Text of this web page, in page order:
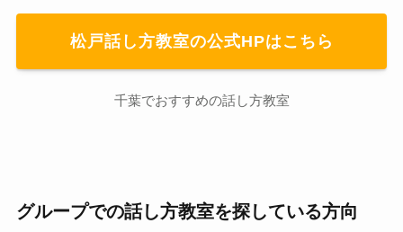
松戸話し方教室の公式HPはこちら
千葉でおすすめの話し方教室
グループでの話し方教室を探している方向